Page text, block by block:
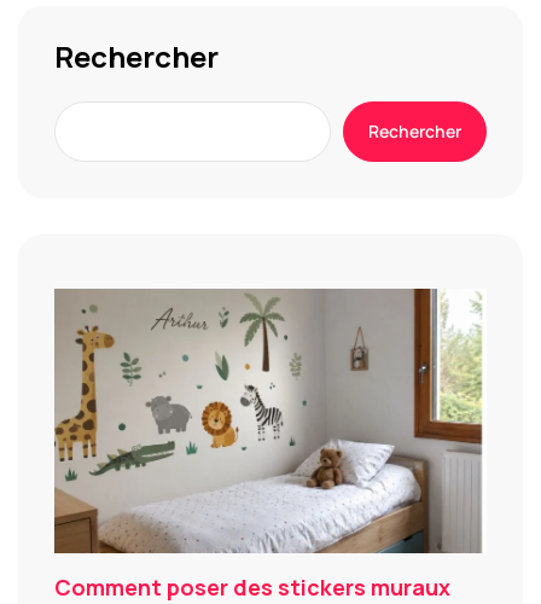
Rechercher
Rechercher
Comment poser des stickers muraux